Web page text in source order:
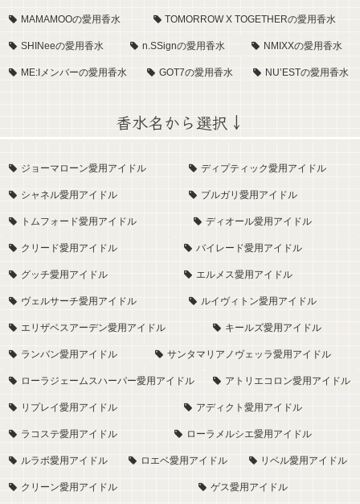
MAMAMOOの愛用香水 TOMORROW X TOGETHERの愛用香水
SHINeeの愛用香水 n.SSignの愛用香水 NMIXXの愛用香水
ME:Iメンバーの愛用香水 GOT7の愛用香水 NU’ESTの愛用香水
香水名から選択↓
ジョーマローン愛用アイドル ディプティック愛用アイドル
シャネル愛用アイドル ブルガリ愛用アイドル
トムフォード愛用アイドル ディオール愛用アイドル
クリード愛用アイドル バイレード愛用アイドル
グッチ愛用アイドル エルメス愛用アイドル
ヴェルサーチ愛用アイドル ルイヴィトン愛用アイドル
エリザベスアーデン愛用アイドル キールズ愛用アイドル
ランバン愛用アイドル サンタマリアノヴェッラ愛用アイドル
ローラジェームスハーパー愛用アイドル アトリエコロン愛用アイドル
リプレイ愛用アイドル アディクト愛用アイドル
ラコステ愛用アイドル ローラメルシエ愛用アイドル
ルラボ愛用アイドル ロエベ愛用アイドル リベル愛用アイドル
クリーン愛用アイドル ゲス愛用アイドル